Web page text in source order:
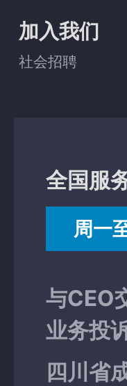
加入我们
社会招聘
全国服
周一
与CEO
业务投
四川省